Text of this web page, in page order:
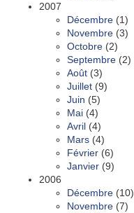
2007
Décembre (1)
Novembre (3)
Octobre (2)
Septembre (2)
Août (3)
Juillet (9)
Juin (5)
Mai (4)
Avril (4)
Mars (4)
Février (6)
Janvier (9)
2006
Décembre (10)
Novembre (7)